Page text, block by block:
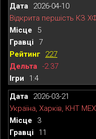
2026-04-10
Відкрита першість КЗ
5
7
227
-2.37
1:4
2026-03-21
Україна, Харків, КНТ
3
11